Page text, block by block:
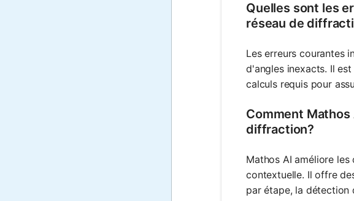
Quelles sont les
réseau de
Les erreurs courantes
d'angles inexacts. Il
calculs requis pour
Comment
diffraction?
Mathos AI améliore
contextuelle. Il offre
par étape, la détection